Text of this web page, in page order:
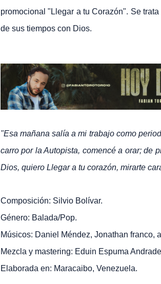
promocional "Llegar a tu Corazón". Se
de sus tiempos con Dios.
"Esa mañana salía a mi trabajo como
carro por la Autopista, comencé a orar; de
Dios, quiero Llegar a tu corazón, mirarte
Composición: Silvio Bolívar.
Género: Balada/Pop.
Músicos: Daniel Méndez, Jonathan franco,
Mezcla y mastering: Eduin Espuma
Elaborada en: Maracaibo, Venezuela.